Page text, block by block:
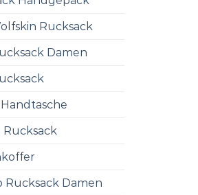
Rucksack
Damen
Rucksack
Rucksack Damen